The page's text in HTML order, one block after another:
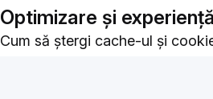
Optimizare și
Cum să ștergi cache-ul și